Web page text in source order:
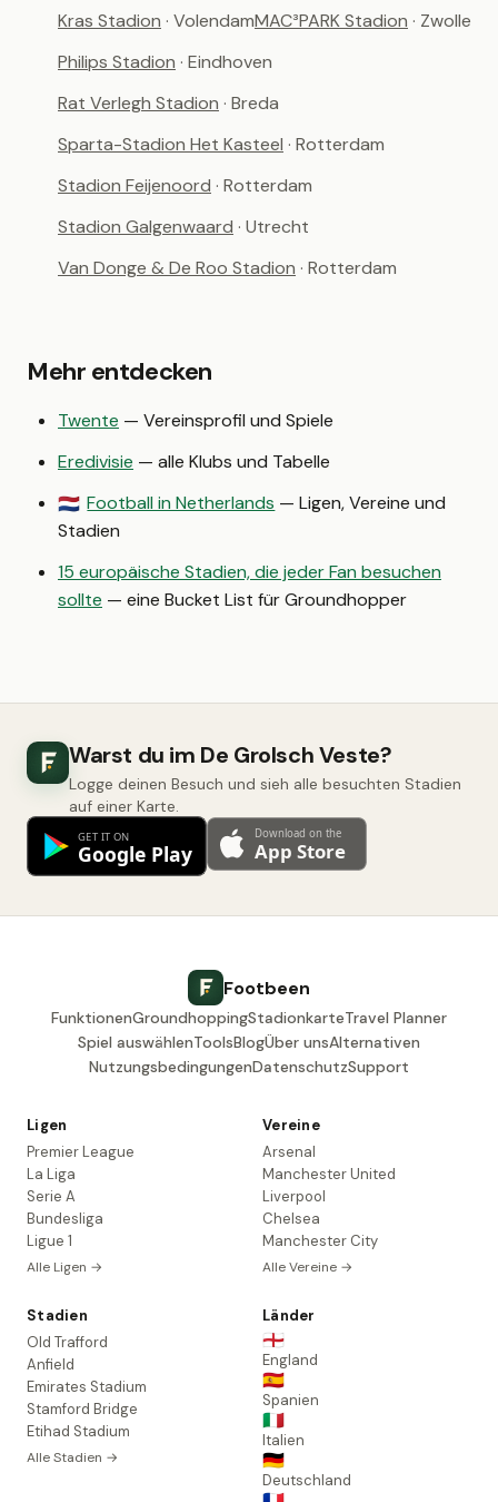
Kras Stadion · VolendamMAC³PARK Stadion · Zwolle
Philips Stadion · Eindhoven
Rat Verlegh Stadion · Breda
Sparta-Stadion Het Kasteel · Rotterdam
Stadion Feijenoord · Rotterdam
Stadion Galgenwaard · Utrecht
Van Donge & De Roo Stadion · Rotterdam
Mehr entdecken
Twente — Vereinsprofil und Spiele
Eredivisie — alle Klubs und Tabelle
🇳🇱 Football in Netherlands — Ligen, Vereine und
Stadien
15 europäische Stadien, die jeder Fan besuchen
sollte — eine Bucket List für Groundhopper
Warst du im De Grolsch Veste?
Logge deinen Besuch und sieh alle besuchten Stadien
auf einer Karte.
Footbeen
FunktionenGroundhoppingStadionkarteTravel Planner
Spiel auswählenToolsBlogÜber unsAlternativen
NutzungsbedingungenDatenschutzSupport
Ligen
Premier League
La Liga
Serie A
Bundesliga
Ligue 1
Alle Ligen →
Vereine
Arsenal
Manchester United
Liverpool
Chelsea
Manchester City
Alle Vereine →
Stadien
Old Trafford
Anfield
Emirates Stadium
Stamford Bridge
Etihad Stadium
Alle Stadien →
Länder
🏴󠁧󠁢󠁥󠁮󠁧󠁿
England
🇪🇸
Spanien
🇮🇹
Italien
🇩🇪
Deutschland